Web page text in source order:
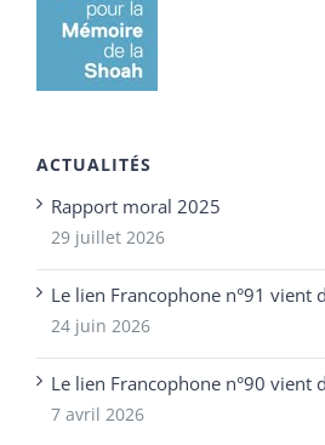
ACTUALITÉS
Rapport moral 2025
29 juillet 2026
Le lien Francophone n°91 vient
24 juin 2026
Le lien Francophone n°90 vient
7 avril 2026